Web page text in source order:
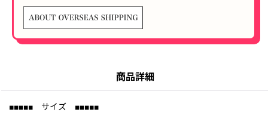
商品詳細
■■■■■ サイズ ■■■■■